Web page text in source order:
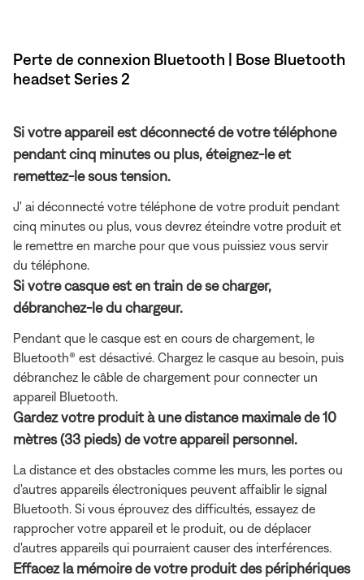
Perte de connexion Bluetooth | Bose Bluetooth
headset Series 2
Si votre appareil est déconnecté de votre téléphone
pendant cinq minutes ou plus, éteignez-le et
remettez-le sous tension.
J' ai déconnecté votre téléphone de votre produit pendant
cinq minutes ou plus, vous devrez éteindre votre produit et
le remettre en marche pour que vous puissiez vous servir
du téléphone.
Si votre casque est en train de se charger,
débranchez-le du chargeur.
Pendant que le casque est en cours de chargement, le
Bluetooth® est désactivé. Chargez le casque au besoin, puis
débranchez le câble de chargement pour connecter un
appareil Bluetooth.
Gardez votre produit à une distance maximale de 10
mètres (33 pieds) de votre appareil personnel.
La distance et des obstacles comme les murs, les portes ou
d'autres appareils électroniques peuvent affaiblir le signal
Bluetooth. Si vous éprouvez des difficultés, essayez de
rapprocher votre appareil et le produit, ou de déplacer
d'autres appareils qui pourraient causer des interférences.
Effacez la mémoire de votre produit des périphériques